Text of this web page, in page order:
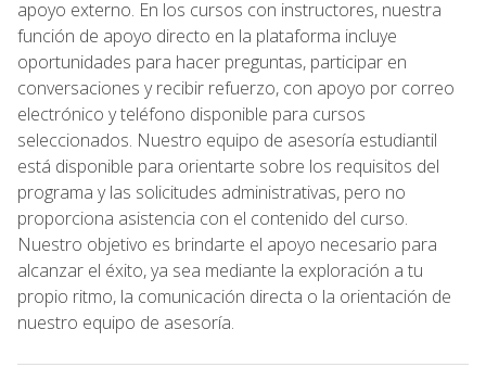
apoyo externo. En los cursos con instructores, nuestra
función de apoyo directo en la plataforma incluye
oportunidades para hacer preguntas, participar en
conversaciones y recibir refuerzo, con apoyo por correo
electrónico y teléfono disponible para cursos
seleccionados. Nuestro equipo de asesoría estudiantil
está disponible para orientarte sobre los requisitos del
programa y las solicitudes administrativas, pero no
proporciona asistencia con el contenido del curso.
Nuestro objetivo es brindarte el apoyo necesario para
alcanzar el éxito, ya sea mediante la exploración a tu
propio ritmo, la comunicación directa o la orientación de
nuestro equipo de asesoría.